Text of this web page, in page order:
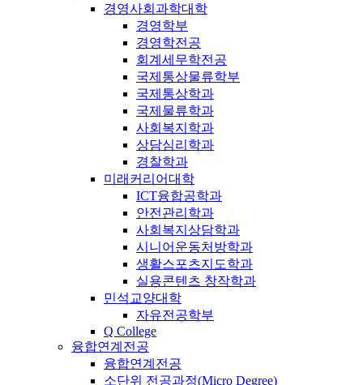
경영사회과학대학
경영학부
경영학전공
회계세무학전공
국제통상물류학부
국제통상학과
국제물류학과
사회복지학과
상담심리학과
경찰학과
미래커리어대학
ICT융합공학과
안전관리학과
사회복지상담학과
시니어운동처방학과
생활스포츠지도학과
실용콘텐츠 창작학과
민석교양대학
자유전공학부
Q College
융합연계전공
융합연계전공
소단위 전공과정(Micro Degree)